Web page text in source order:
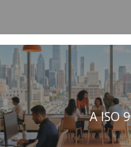
A ISO